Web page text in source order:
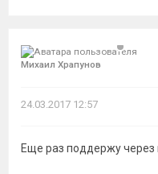
Михаил Храпунов
24.03.2017 12:57
Еще раз поддержу через